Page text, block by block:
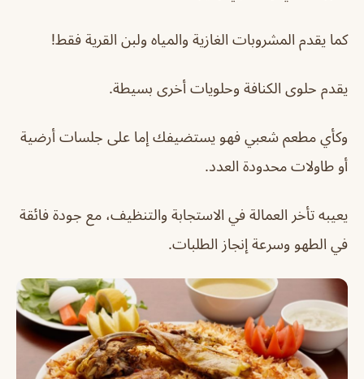
كما يقدم المشروبات الغازية والمياه ولبن القرية فقط!
يقدم حلوى الكنافة وحلويات أخرى بسيطة.
وكأي مطعم شعبي فهو يستضيفك إما على جلسات أرضية
أو طاولات محدودة العدد.
يعيبه تأخر العمالة في الاستجابة والتنظيف، مع جودة فائقة
في الطهو وسرعة إنجاز الطلبات.